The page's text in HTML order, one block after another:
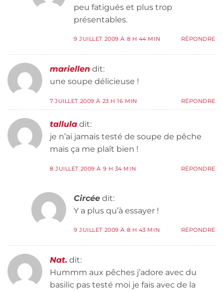
peu fatigués et plus trop
présentables.
9 JUILLET 2009 À 8 H 44 MIN RÉPONDRE
mariellen dit:
une soupe délicieuse !
7 JUILLET 2009 À 23 H 16 MIN RÉPONDRE
tallula dit:
je n’ai jamais testé de soupe de pêche
mais ça me plaît bien !
8 JUILLET 2009 À 9 H 34 MIN RÉPONDRE
Circée dit:
Y a plus qu’à essayer !
9 JUILLET 2009 À 8 H 43 MIN RÉPONDRE
Nat. dit:
Hummm aux pêches j’adore avec du
basilic pas testé moi je fais avec de la